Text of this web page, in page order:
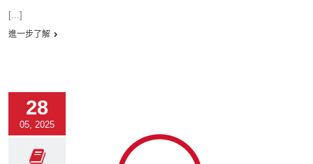
[...]
進一步了解
28
05, 2025